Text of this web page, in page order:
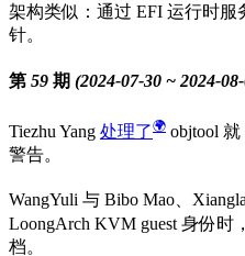
架构类似：通过 EFI 运行时
针。
第 59 期 (2024-07-30 ~ 2024-
Tiezhu Yang 处理了 objtool 就
警告。
WangYuli 与 Bibo Mao、
LoongArch KVM guest 身份
档。